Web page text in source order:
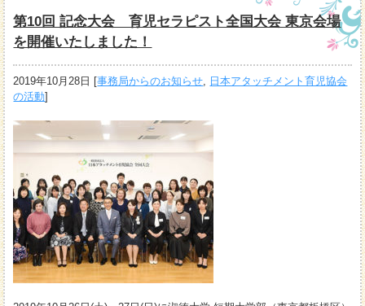
第10回 記念大会 育児セラピスト全国大会 東京会場
を開催いたしました！
2019年10月28日 [事務局からのお知らせ
日本アタッチメント育児協会
の活動]